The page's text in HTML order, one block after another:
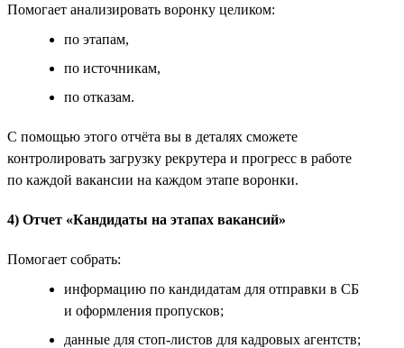
Помогает анализировать воронку целиком:
по этапам,
по источникам,
по отказам.
С помощью этого отчёта вы в деталях сможете
контролировать загрузку рекрутера и прогресс в работе
по каждой вакансии на каждом этапе воронки.
4) Отчет «Кандидаты на этапах вакансий»
Помогает собрать:
информацию по кандидатам для отправки в СБ
и оформления пропусков;
данные для стоп-листов для кадровых агентств;